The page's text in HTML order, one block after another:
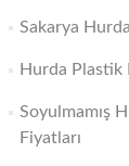
Sakarya
Hurda Plastik
Soyulmamış
Fiyatları